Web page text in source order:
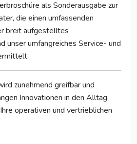
als Sonderausgabe zur
die einen umfassenden
breit aufgestelltes
unser umfangreiches Service- und
zunehmend greifbar und
Innovationen in den Alltag
operativen und vertrieblichen